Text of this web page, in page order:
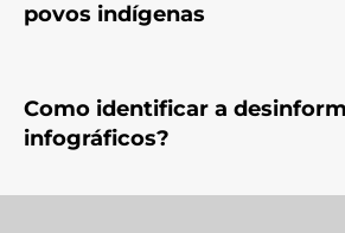
povos indígenas
Como identificar a
infográficos?